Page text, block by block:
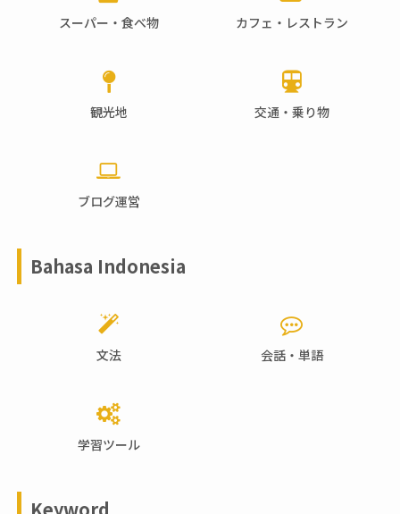
スーパー・食べ物 カフェ・レストラン
観光地 交通・乗り物
ブログ運営
Bahasa Indonesia
文法 会話・単語
学習ツール